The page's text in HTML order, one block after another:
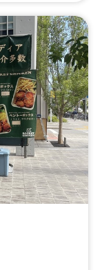
ぜそば(ランチ
価格)、フルー
とフルーツバ
ラパン、焼き
焼きそば、ト
揚げ)世界の塩
ンニクとんと
ぶた串、７年目
三元豚BBQ串、
ィック、山盛
ト